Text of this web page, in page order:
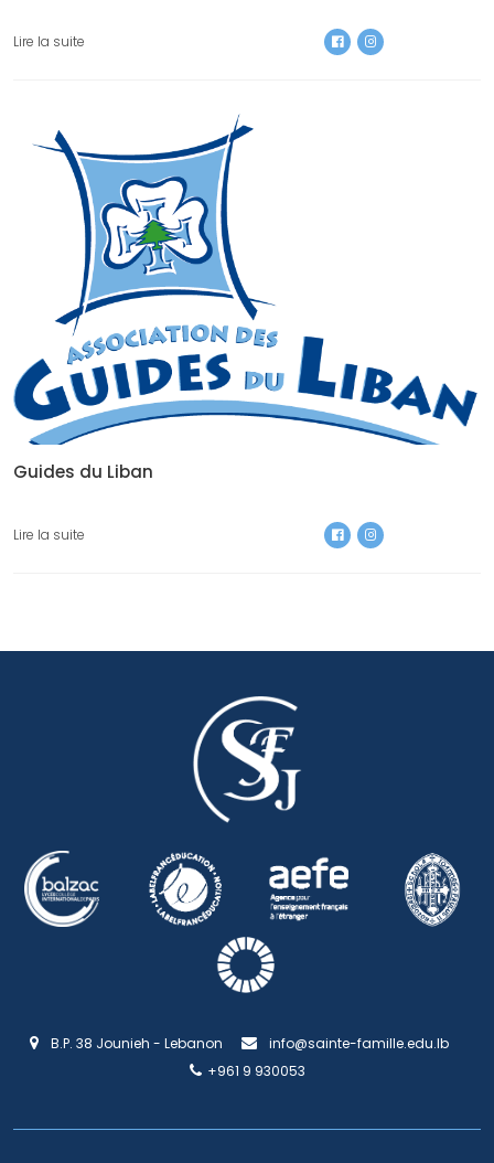
Lire la suite
Guides du Liban
Lire la suite
B.P. 38 Jounieh - Lebanon
info@sainte-famille.edu.lb
+961 9 930053